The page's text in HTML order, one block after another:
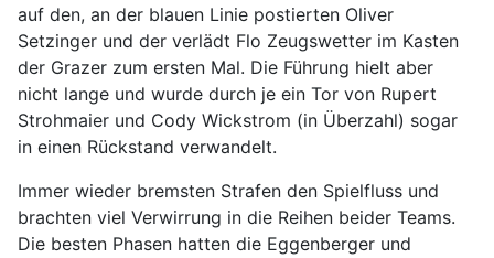
auf den, an der blauen Linie postierten Oliver
Setzinger und der verlädt Flo Zeugswetter im Kasten
der Grazer zum ersten Mal. Die Führung hielt aber
nicht lange und wurde durch je ein Tor von Rupert
Strohmaier und Cody Wickstrom (in Überzahl) sogar
in einen Rückstand verwandelt.
Immer wieder bremsten Strafen den Spielfluss und
brachten viel Verwirrung in die Reihen beider Teams.
Die besten Phasen hatten die Eggenberger und